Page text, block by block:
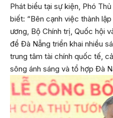
Phát biểu tại sự kiện, Phó
biết: “Bên cạnh việc thành
ương, Bộ Chính trị, Quốc hội
để Đà Nẵng triển khai nhiều
trung tâm tài chính quốc tế,
sông ánh sáng và tổ hợp Đà